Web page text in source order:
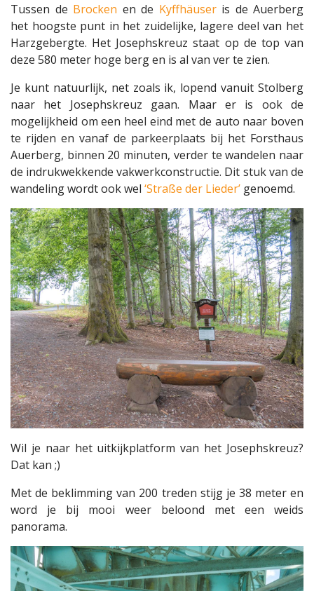
Tussen de Brocken en de Kyffhäuseris de Auerberg
het hoogste punt in het zuidelijke, lagere deel van het
Harzgebergte. Het Josephskreuz staat op de top van
deze 580 meter hoge berg en is al van ver te zien.
Je kunt natuurlijk, net zoals ik, lopend vanuit Stolberg
naar het Josephskreuz gaan. Maar er is ook de
mogelijkheid om een heel eind met de auto naar boven
te rijden en vanaf de parkeerplaats bij het Forsthaus
Auerberg, binnen 20 minuten, verder te wandelen naar
de indrukwekkende vakwerkconstructie. Dit stuk van de
wandeling wordt ook wel ‘Straße der Lieder’ genoemd.
Wil je naar het uitkijkplatform van het Josephskreuz?
Dat kan ;)
Met de beklimming van 200 treden stijg je 38 meter en
word je bij mooi weer beloond met een weids
panorama.